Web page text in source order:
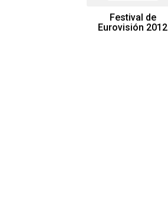
Festival de
Eurovisión 2012